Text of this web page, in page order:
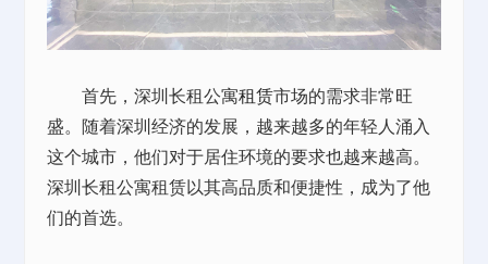
首先，深圳长租公寓租赁市场的需求非常旺
盛。随着深圳经济的发展，越来越多的年轻人涌入
这个城市，他们对于居住环境的要求也越来越高。
深圳长租公寓租赁以其高品质和便捷性，成为了他
们的首选。